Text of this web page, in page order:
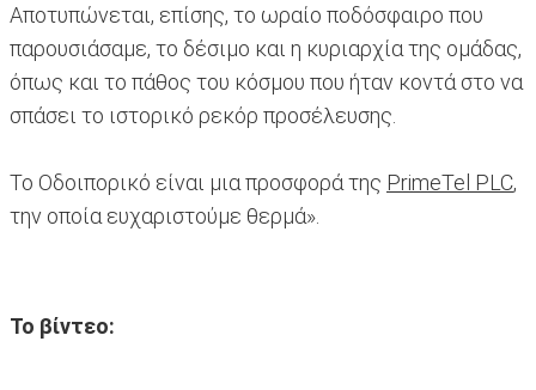
Αποτυπώνεται, επίσης, το ωραίο ποδόσφαιρο που
παρουσιάσαμε, το δέσιμο και η κυριαρχία της ομάδας,
όπως και το πάθος του κόσμου που ήταν κοντά στο να
σπάσει το ιστορικό ρεκόρ προσέλευσης.
Το Οδοιπορικό είναι μια προσφορά της PrimeTel PLC,
την οποία ευχαριστούμε θερμά».
To βίντεο: